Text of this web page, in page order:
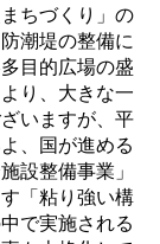
ちづくり」の
潮堤の整備に
目的広場の盛
り、大きな一
いますが、平
、国が進める
設整備事業」
「粘り強い構
で実施される